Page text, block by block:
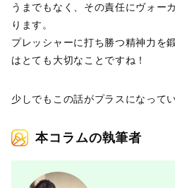
うまでもなく、その責任にヴォー
ります。
プレッシャーに打ち勝つ精神力を
はとても大切なことですね！
少しでもこの話がプラスになって
本コラムの執筆者